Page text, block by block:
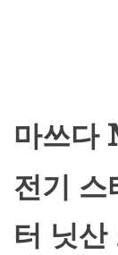
마쓰다
전기 스
터 닛산